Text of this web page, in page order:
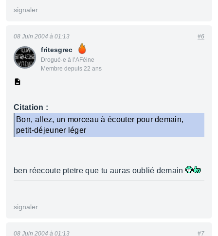
signaler
fritesgrec
Drogué·e à l’AFéine
Membre depuis 22 ans
08 Juin 2004 à 01:13 #6
Citation :
Bon, allez, un morceau à écouter pour demain,
petit-déjeuner léger
ben réecoute ptetre que tu auras oublié demain
signaler
08 Juin 2004 à 01:13 #7